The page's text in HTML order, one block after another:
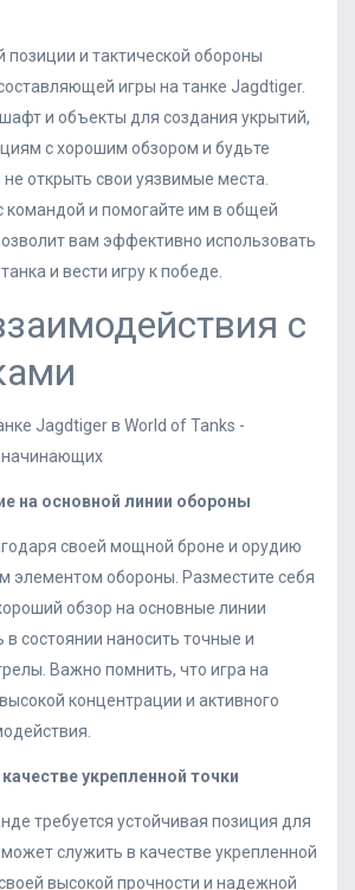
позиции и тактической обороны
игры на танке Jagdtiger.
и объекты для создания укрытий,
с хорошим обзором и будьте
открыть свои уязвимые места.
командой и помогайте им в общей
вам эффективно использовать
и вести игру к победе.
с
на основной линии обороны
своей мощной броне и орудию
элементом обороны. Разместите себя
обзор на основные линии
в состоянии наносить точные и
Важно помнить, что игра на
концентрации и активного
укрепленной точки
требуется устойчивая позиция для
служить в качестве укрепленной
высокой прочности и надежной